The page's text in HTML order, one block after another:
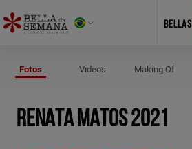
BELLAS
Fotos Videos Making Of
RENATA MATOS 2021